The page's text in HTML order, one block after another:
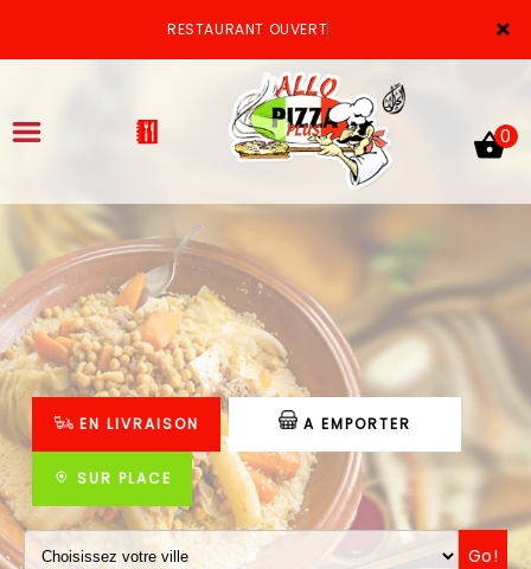
×
RESTAURANT OUVERT
ACCUEIL
LA CARTE
VOTRE COMPTE
NOTRE RESTAURANT
VOS AVIS
MENTIONS LÉGALES
0
EN LIVRAISON A EMPORTER
SUR PLACE
Go!